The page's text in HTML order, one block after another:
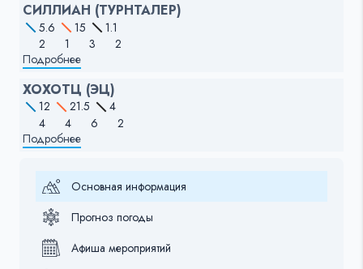
СИЛЛИАН (ТУРНТАЛЕР)
5.6 15
1.1
2
1 3
2
Подробнее
ХОХОТЦ (ЭЦ)
12 21.5
4
4
4 6
2
Подробнее
Основная информация
Прогноз погоды
Афиша мероприятий